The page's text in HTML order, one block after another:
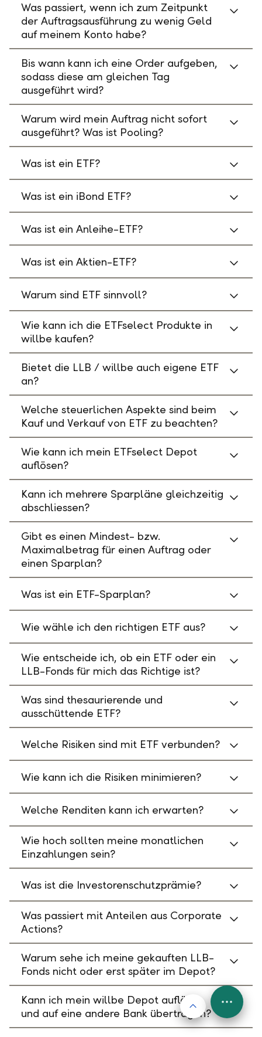
Was passiert, wenn ich zum Zeitpunkt
der Auftragsausführung zu wenig Geld
auf meinem Konto habe?
Bis wann kann ich eine Order aufgeben,
sodass diese am gleichen Tag
ausgeführt wird?
Warum wird mein Auftrag nicht sofort
ausgeführt? Was ist Pooling?
Was ist ein ETF?
Was ist ein iBond ETF?
Was ist ein Anleihe-ETF?
Was ist ein Aktien-ETF?
Warum sind ETF sinnvoll?
Wie kann ich die ETFselect Produkte in
willbe kaufen?
Bietet die LLB / willbe auch eigene ETF
an?
Welche steuerlichen Aspekte sind beim
Kauf und Verkauf von ETF zu beachten?
Wie kann ich mein ETFselect Depot
auflösen?
Kann ich mehrere Sparpläne gleichzeitig
abschliessen?
Gibt es einen Mindest- bzw.
Maximalbetrag für einen Auftrag oder
einen Sparplan?
Was ist ein ETF-Sparplan?
Wie wähle ich den richtigen ETF aus?
Wie entscheide ich, ob ein ETF oder ein
LLB-Fonds für mich das Richtige ist?
Was sind thesaurierende und
ausschüttende ETF?
Welche Risiken sind mit ETF verbunden?
Wie kann ich die Risiken minimieren?
Welche Renditen kann ich erwarten?
Wie hoch sollten meine monatlichen
Einzahlungen sein?
Was ist die Investorenschutzprämie?
Was passiert mit Anteilen aus Corporate
Actions?
Warum sehe ich meine gekauften LLB-
Fonds nicht oder erst später im Depot?
Kann ich mein willbe Depot auflösen
und auf eine andere Bank übertragen?
Nach oben
FAB
Menu